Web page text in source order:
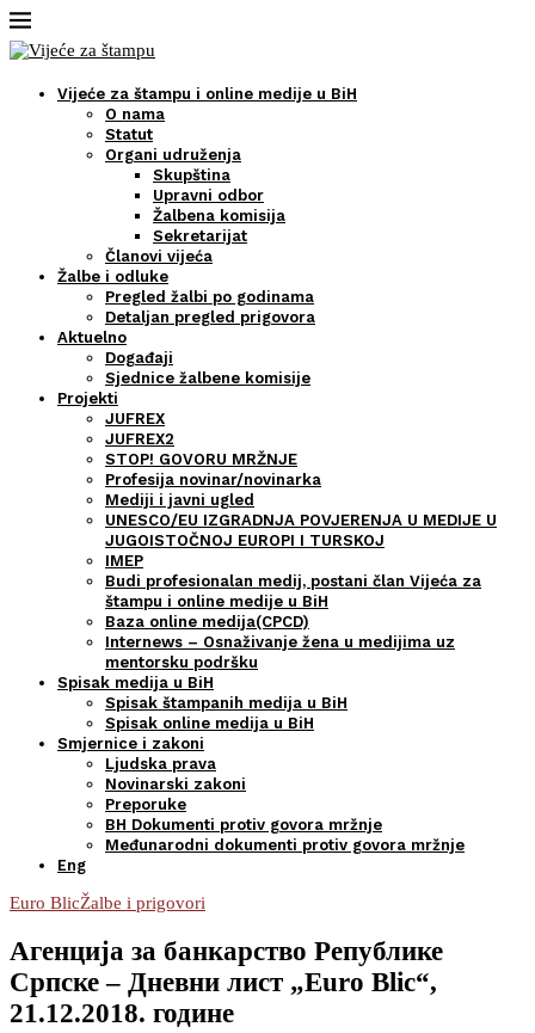
Vijeće za štampu i online medije u BiH
O nama
Statut
Organi udruženja
Skupština
Upravni odbor
Žalbena komisija
Sekretarijat
Članovi vijeća
Žalbe i odluke
Pregled žalbi po godinama
Detaljan pregled prigovora
Aktuelno
Događaji
Sjednice žalbene komisije
Projekti
JUFREX
JUFREX2
STOP! GOVORU MRŽNJE
Profesija novinar/novinarka
Mediji i javni ugled
UNESCO/EU IZGRADNJA POVJERENJA U MEDIJE U
JUGOISTOČNOJ EUROPI I TURSKOJ
IMEP
Budi profesionalan medij, postani član Vijeća za
štampu i online medije u BiH
Baza online medija(CPCD)
Internews – Osnaživanje žena u medijima uz
mentorsku podršku
Spisak medija u BiH
Spisak štampanih medija u BiH
Spisak online medija u BiH
Smjernice i zakoni
Ljudska prava
Novinarski zakoni
Preporuke
BH Dokumenti protiv govora mržnje
Međunarodni dokumenti protiv govora mržnje
Eng
Euro BlicŽalbe i prigovori
Агенција за банкарство Републике
Српске – Дневни лист „Euro Blic“,
21.12.2018. године